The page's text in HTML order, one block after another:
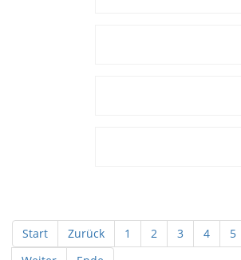
Start Zurück 1 2 3 4 5